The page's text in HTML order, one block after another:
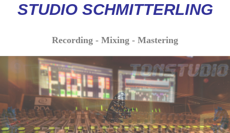
STUDIO SCHMITTERLING
Recording - Mixing - Mastering